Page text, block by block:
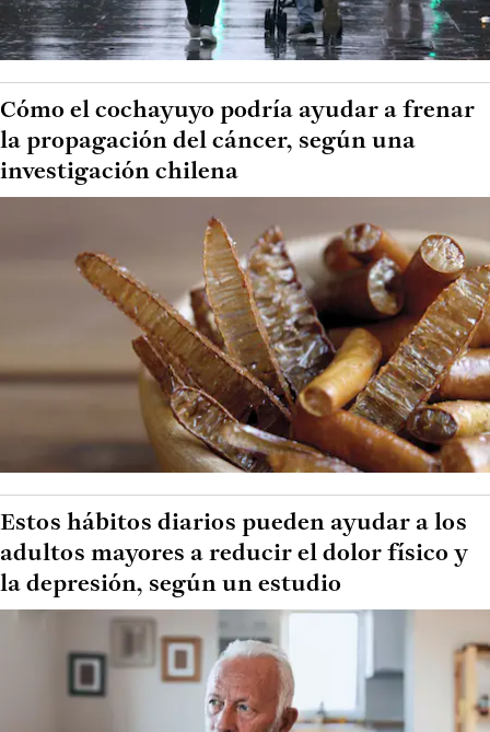
Cómo el cochayuyo podría ayudar a frenar
la propagación del cáncer, según una
investigación chilena
Estos hábitos diarios pueden ayudar a los
adultos mayores a reducir el dolor físico y
la depresión, según un estudio